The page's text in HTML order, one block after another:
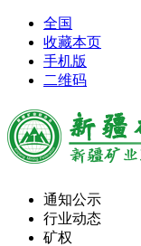
全国
收藏本页
手机版
二维码
通知公示
行业动态
矿权